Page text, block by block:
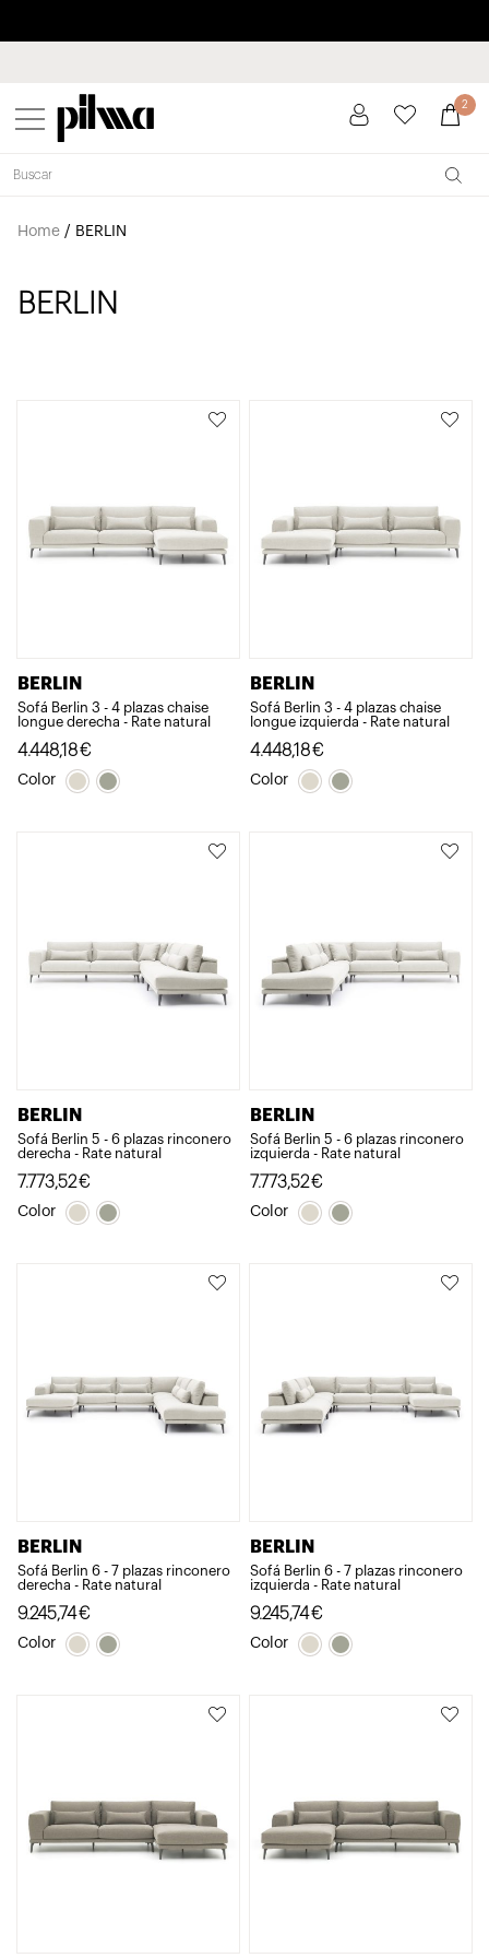
pilma 2
Home/ BERLIN
BERLIN
BERLIN
Sofá Berlin 3 - 4 plazas chaise
longue derecha - Rate natural
4.448,18€
Color
BERLIN
Sofá Berlin 3 - 4 plazas chaise
longue izquierda - Rate natural
4.448,18€
Color
BERLIN
Sofá Berlin 5 - 6 plazas rinconero
derecha - Rate natural
7.773,52€
Color
BERLIN
Sofá Berlin 5 - 6 plazas rinconero
izquierda - Rate natural
7.773,52€
Color
BERLIN
Sofá Berlin 6 - 7 plazas rinconero
derecha - Rate natural
9.245,74€
Color
BERLIN
Sofá Berlin 6 - 7 plazas rinconero
izquierda - Rate natural
9.245,74€
Color